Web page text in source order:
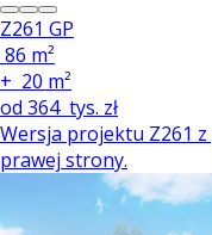
Z261 GP
86 m²
+ 20 m²
od 364 tys. zł
Wersja projektu Z261
prawej strony.